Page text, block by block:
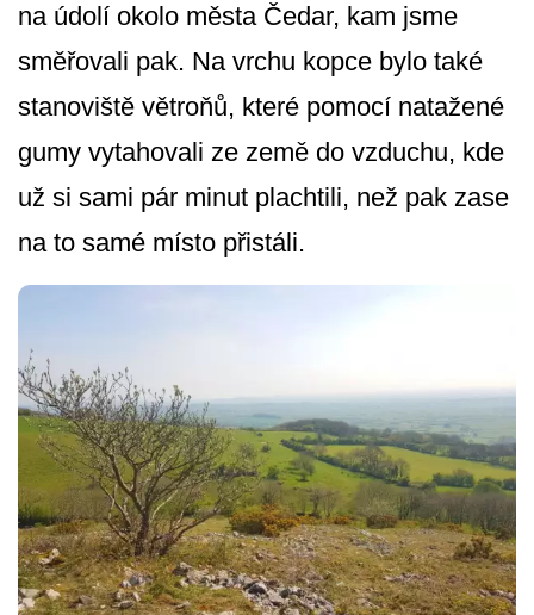
na údolí okolo města Čedar, kam jsme
směřovali pak. Na vrchu kopce bylo také
stanoviště větroňů, které pomocí natažené
gumy vytahovali ze země do vzduchu, kde
už si sami pár minut plachtili, než pak zase
na to samé místo přistáli.